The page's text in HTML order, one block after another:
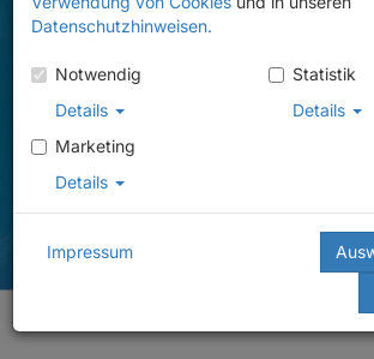
Datenschutzhinweisen.
Notwendig
Details
Statistik
Details
Marketing
Details
Impressum